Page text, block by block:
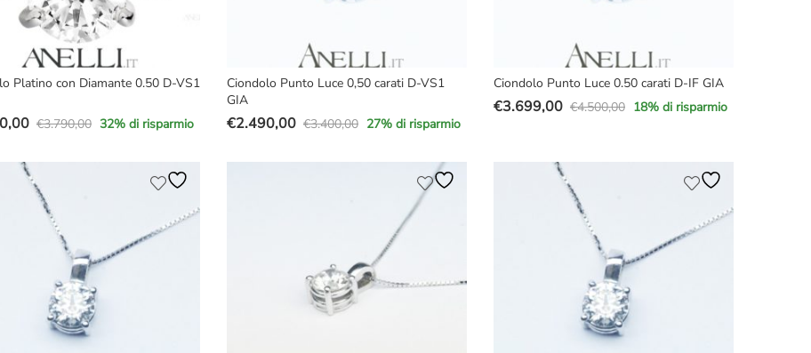
Platino con Diamante 0.50 D-VS1
€3.790,00 32% di risparmio
Ciondolo Punto Luce 0,50 carati D-VS1
GIA
€3.400,00
Il
€2.490,00
Il
27% di risparmio
Ciondolo Punto Luce 0.50 carati D-IF GIA
€4.500,00
Il
€3.699,00
Il
18% di risparmio